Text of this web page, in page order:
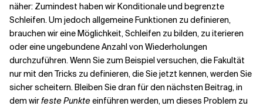
näher: Zumindest haben wir Konditionale und begrenzte
Schleifen. Um jedoch allgemeine Funktionen zu definieren,
brauchen wir eine Möglichkeit, Schleifen zu bilden, zu iterieren
oder eine ungebundene Anzahl von Wiederholungen
durchzuführen. Wenn Sie zum Beispiel versuchen, die Fakultät
nur mit den Tricks zu definieren, die Sie jetzt kennen, werden Sie
sicher scheitern. Bleiben Sie dran für den nächsten Beitrag, in
dem wirfeste Punkteeinführen werden, um dieses Problem zu